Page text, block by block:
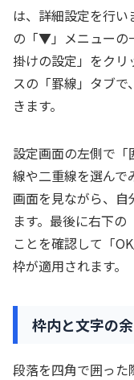
は、詳細設定を行い
の「▼」メニューの
掛けの設定」をクリ
スの「罫線」タブ
きます。
設定画面の左側で
線や二重線を選んで
画面を見ながら、自
ます。最後に右下
ことを確認して「
枠が適用されます。
枠内と文字の
段落を四角で囲っ